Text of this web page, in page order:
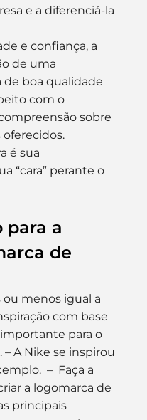
e a diferenciá-la
e confiança, a
de uma
boa qualidade
com o
sobre
é sua
“cara” perante o
para a
de
ou menos igual a
com base
para o
A Nike se inspirou
–  Faça a
a logomarca de
principais